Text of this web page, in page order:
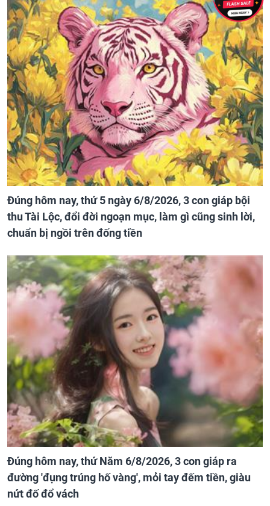
Đúng hôm nay, thứ 5 ngày 6/8/2026, 3 con giáp bội
thu Tài Lộc, đổi đời ngoạn mục, làm gì cũng sinh lời,
chuẩn bị ngồi trên đống tiền
Đúng hôm nay, thứ Năm 6/8/2026, 3 con giáp ra
đường 'đụng trúng hố vàng', mỏi tay đếm tiền, giàu
nứt đố đổ vách